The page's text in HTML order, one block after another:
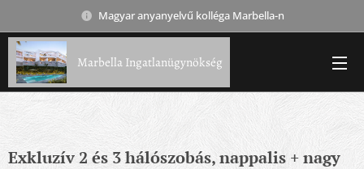
Magyar anyanyelvű kolléga Marbella-n
Marbella Ingatlanügynökség
Exkluzív 2 és 3 hálószobás,nappalis + nagy